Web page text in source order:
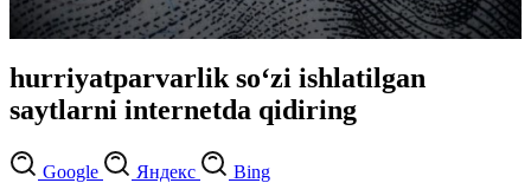
hurriyatparvarlik so‘zi ishlatilgan
saytlarni internetda qidiring
Google Яндекс Bing